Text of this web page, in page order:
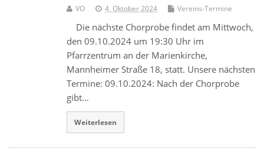
VO 4. Oktober 2024 Vereins-Termine
Die nächste Chorprobe findet am Mittwoch,
den 09.10.2024 um 19:30 Uhr im
Pfarrzentrum an der Marienkirche,
Mannheimer Straße 18, statt. Unsere nächsten
Termine: 09.10.2024: Nach der Chorprobe
gibt…
Weiterlesen